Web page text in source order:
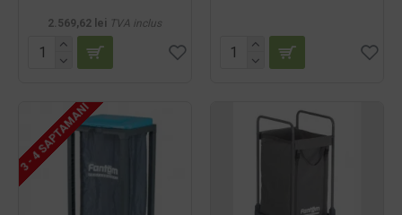
2.569,62 lei TVA inclus
3 - 4 SAPTAMANI